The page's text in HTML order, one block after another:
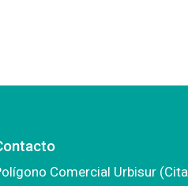
Comercial Urbisur